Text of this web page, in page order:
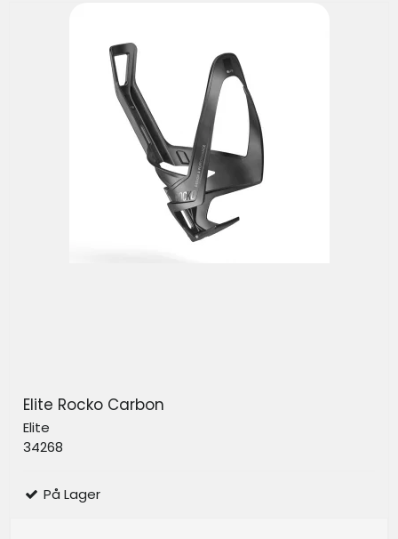
Elite Rocko Carbon
Elite
34268
På Lager